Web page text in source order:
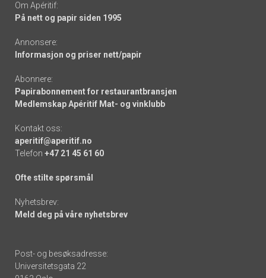
Om Apéritif:
På nett og papir siden 1995
Annonsere:
Informasjon og priser nett/papir
Abonnere:
Papirabonnement for restaurantbransjen
Medlemskap Apéritif Mat- og vinklubb
Kontakt oss:
aperitif@aperitif.no
Telefon +47 21 45 61 60
Ofte stilte spørsmål
Nyhetsbrev:
Meld deg på våre nyhetsbrev
Post- og besøksadresse:
Universitetsgata 22